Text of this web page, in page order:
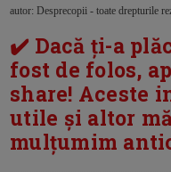
autor: Desprecopii - toate drepturile
✔️ Dacă ți-a
fost de folos,
share! Aceste
utile și altor
mulțumim